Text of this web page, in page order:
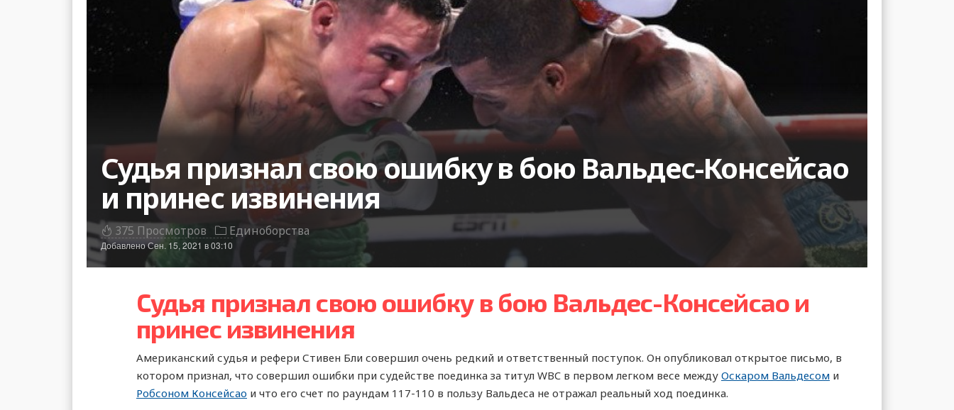
Судья признал свою ошибку в бою Вальдес-Консейсао
и принес извинения
375 Просмотров Единоборства
ДобавленоСен. 15, 2021 в 03:10
Судья признал свою ошибку в бою Вальдес-Консейсао и
принес извинения
Американский судья и рефери Стивен Бли совершил очень редкий и ответственный поступок. Он опубликовал открытое письмо, в
котором признал, что совершил ошибки при судействе поединка за титул WBC в первом легком весе между Оскаром Вальдесом и
Робсоном Консейсао и что его счет по раундам 117-110 в пользу Вальдеса не отражал реальный ход поединка.